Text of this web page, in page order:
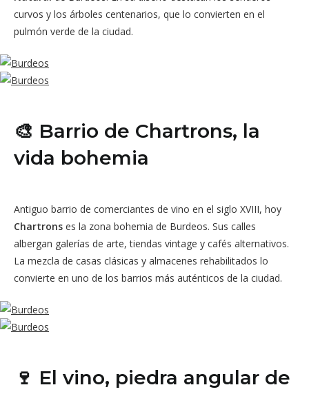
curvos y los árboles centenarios, que lo convierten en el
pulmón verde de la ciudad.
🎨 Barrio de Chartrons, la
vida bohemia
Antiguo barrio de comerciantes de vino en el siglo XVIII, hoy
Chartrons es la zona bohemia de Burdeos. Sus calles
albergan galerías de arte, tiendas vintage y cafés alternativos.
La mezcla de casas clásicas y almacenes rehabilitados lo
convierte en uno de los barrios más auténticos de la ciudad.
🍷 El vino, piedra angular de